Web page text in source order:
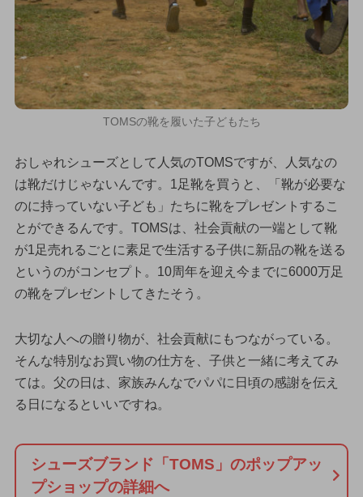
TOMSの靴を履いた子どもたち
おしゃれシューズとして人気のTOMSですが、人気なの
は靴だけじゃないんです。1足靴を買うと、「靴が必要な
のに持っていない子ども」たちに靴をプレゼントするこ
とができるんです。TOMSは、社会貢献の一端として靴
が1足売れるごとに素足で生活する子供に新品の靴を送る
というのがコンセプト。10周年を迎え今までに6000万足
の靴をプレゼントしてきたそう。
大切な人への贈り物が、社会貢献にもつながっている。
そんな特別なお買い物の仕方を、子供と一緒に考えてみ
ては。父の日は、家族みんなでパパに日頃の感謝を伝え
る日になるといいですね。
シューズブランド「TOMS」のポップアッ
プショップの詳細へ